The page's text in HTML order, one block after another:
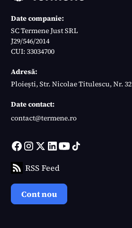
Date companie:
SC Termene Just SRL
J29/546/2014
CUI: 33034700
Adresă:
Ploiești, Str. Nicolae Titulescu, Nr. 32
Date contact:
contact@termene.ro
RSS Feed
Cont nou